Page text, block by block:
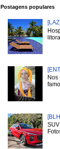
Postagens populares
Nos